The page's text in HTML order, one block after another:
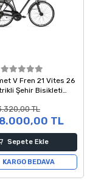
V Fren 21 Vites 26
Şehir Bisikleti
TL
TL
Sepete Ekle
KARGO BEDAVA